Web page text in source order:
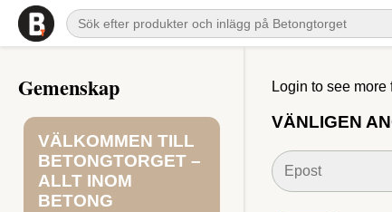
Gemenskap
VÄLKOMMEN TILL
BETONGTORGET –
ALLT INOM
BETONG
Login to see more
VÄNLIGEN